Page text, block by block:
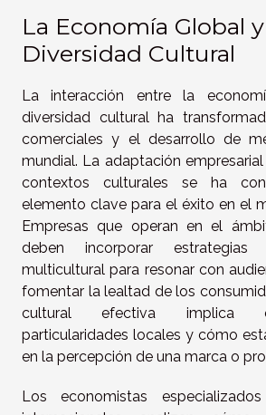
La Economía Global
Diversidad Cultural
La interacción entre la
diversidad cultural ha
comerciales y el desarrollo de
mundial. La adaptación
contextos culturales se ha
elemento clave para el éxito en el
Empresas que operan en el
deben incorporar estrategias
multicultural para resonar con
fomentar la lealtad de los
cultural efectiva implica
particularidades locales y cómo
en la percepción de una marca o
Los economistas